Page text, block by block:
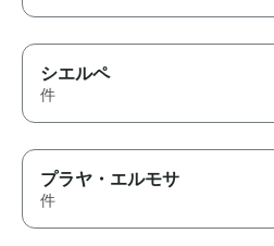
シエルペ
件
プラヤ・エルモサ
件